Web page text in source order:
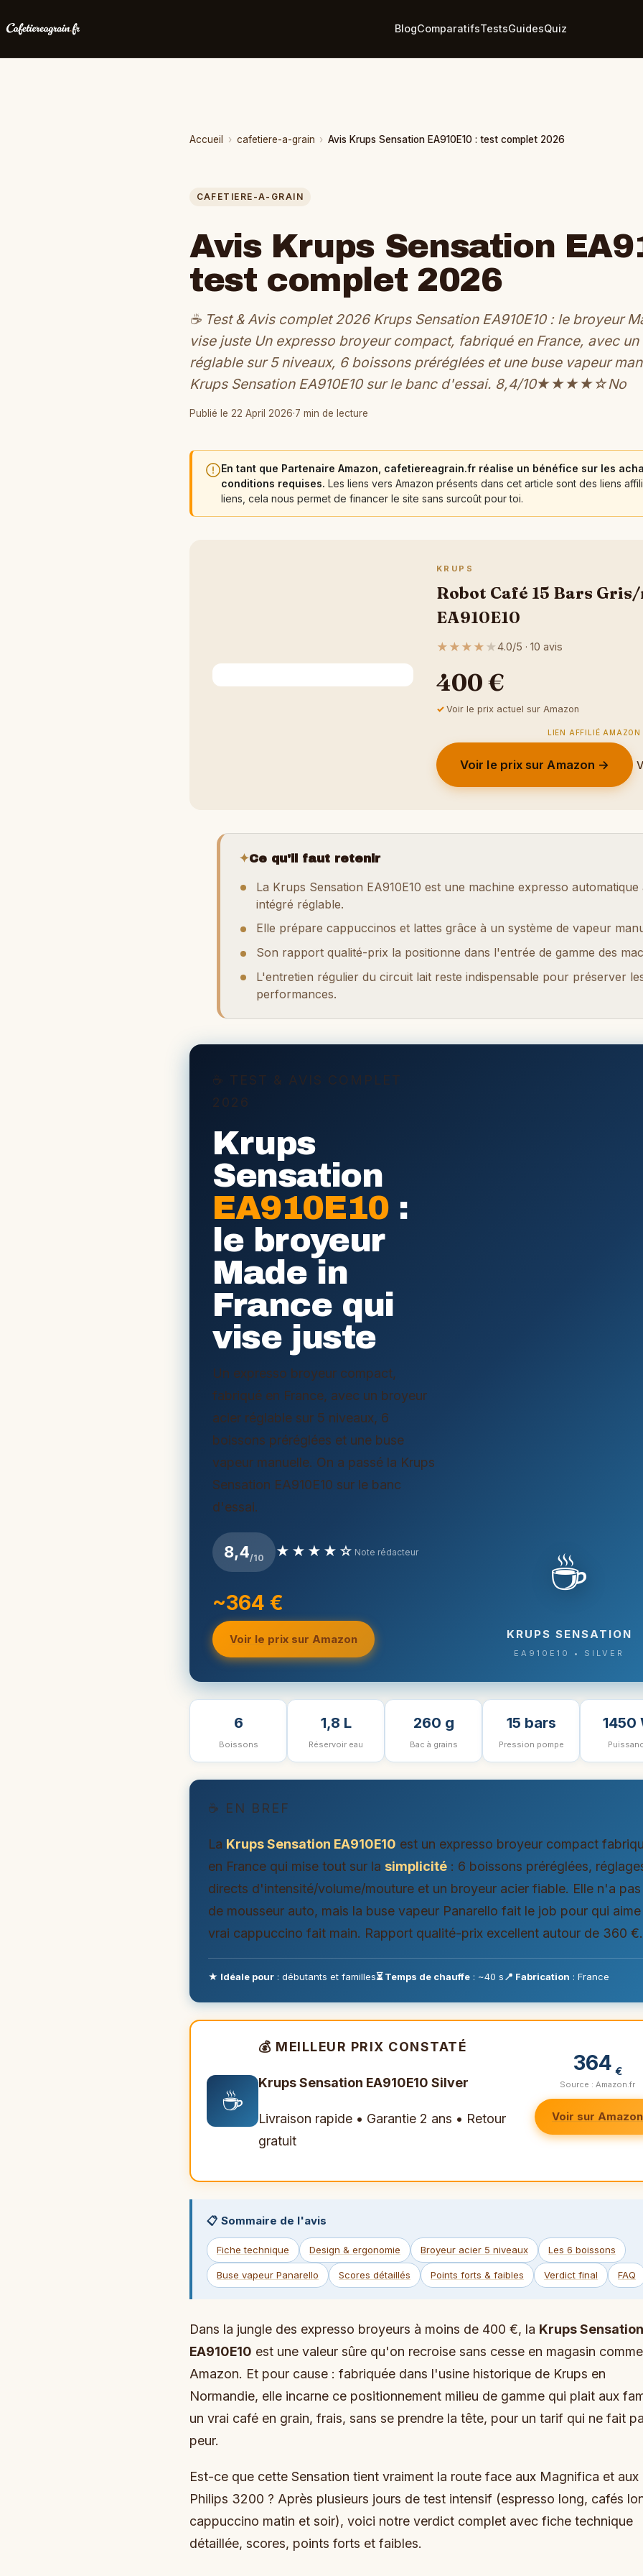
BlogComparatifsTestsGuidesQuiz
Accueil › cafetiere-a-grain › Avis Krups Sensation EA910E10 : test complet 2026
CAFETIERE-A-GRAIN
Avis Krups Sensation
test complet 2026
☕ Test & Avis complet 2026 Krups Sensation EA910E10 : le broyeur
vise juste Un expresso broyeur compact, fabriqué en France, avec
réglable sur 5 niveaux, 6 boissons préréglées et une buse vapeur
Krups Sensation EA910E10 sur le banc d'essai. 8,4/10★★★★☆No
Publié le 22 April 2026·7 min de lecture
En tant que Partenaire Amazon, cafetiereagrain.fr réalise un bénéfice sur les
conditions requises. Les liens vers Amazon présents dans cet article sont des liens
liens, cela nous permet de financer le site sans surcoût pour toi.
KRUPS
Robot Café 15 Bars
EA910E10
★ ★ ★ ★ ★4.0/5 · 10 avis
400 €
Voir le prix actuel sur Amazon
LIEN AFFILIÉ AMAZON
Voir le prix sur Amazon →
✦Ce qu'il faut retenir
La Krups Sensation EA910E10 est une machine expresso
intégré réglable.
Elle prépare cappuccinos et lattes grâce à un système de vapeur
Son rapport qualité-prix la positionne dans l'entrée de gamme des
L'entretien régulier du circuit lait reste indispensable pour préserver
performances.
☕ TEST & AVIS COMPLET
2026
Krups
Sensation
EA910E10:
le broyeur
Made in
France qui
vise juste
Un expresso broyeur compact,
fabriqué en France, avec un broyeur
acier réglable sur 5 niveaux, 6
boissons préréglées et une buse
vapeur manuelle. On a passé la Krups
Sensation EA910E10 sur le banc
d'essai.
8,4/10 ★★★★☆ Note rédacteur
~364 €
Voir le prix sur Amazon
☕
KRUPS SENSATION
EA910E10 • SILVER
6
Boissons
1,8 L
Réservoir eau
260 g
Bac à grains
15 bars
Pression pompe
1450
☕ EN BREF
La Krups Sensation EA910E10 est un expresso broyeur compact
en France qui mise tout sur la simplicité : 6 boissons préréglées,
directs d'intensité/volume/mouture et un broyeur acier fiable. Elle n'a pas
de mousseur auto, mais la buse vapeur Panarello fait le job pour qui
vrai cappuccino fait main. Rapport qualité-prix excellent autour de 360 €.
★ Idéale pour : débutants et familles⏳ Temps de chauffe : ~40 s📍 Fabrication : France
☕
💰 MEILLEUR PRIX CONSTATÉ
Krups Sensation EA910E10 Silver
Livraison rapide • Garantie 2 ans • Retour
gratuit
364 €
Source : Amazon.fr
Voir sur Amazon
📋 Sommaire de l'avis
Fiche technique Design & ergonomie Broyeur acier 5 niveaux Les 6 boissons
Buse vapeur Panarello Scores détaillés Points forts & faibles Verdict final FAQ
Dans la jungle des expresso broyeurs à moins de 400 €, la Krups Sensation
EA910E10 est une valeur sûre qu'on recroise sans cesse en magasin
Amazon. Et pour cause : fabriquée dans l'usine historique de Krups en
Normandie, elle incarne ce positionnement milieu de gamme qui plait aux
un vrai café en grain, frais, sans se prendre la tête, pour un tarif qui ne fait
peur.
Est-ce que cette Sensation tient vraiment la route face aux Magnifica et aux
Philips 3200 ? Après plusieurs jours de test intensif (espresso long, cafés
cappuccino matin et soir), voici notre verdict complet avec fiche technique
détaillée, scores, points forts et faibles.